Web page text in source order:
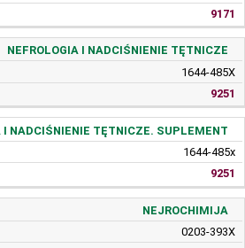
9171
NEFROLOGIA I NADCIŚNIENIE TĘTNICZE
1644-485X
9251
I NADCIŚNIENIE TĘTNICZE. SUPLEMENT
1644-485x
9251
NEJROCHIMIJA
0203-393X